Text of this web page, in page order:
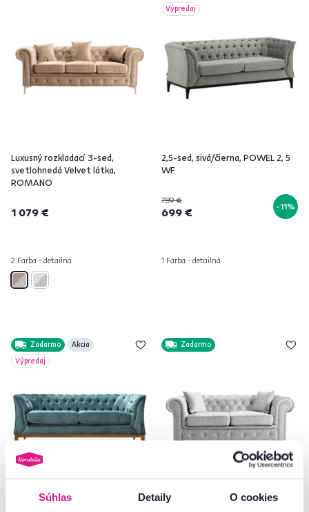
Súhlas Detaily O cookies
Luxusný rozkladací 3-sed,
svetlohnedá Velvet látka,
ROMANO
1 079 €
2 Farba - detailná
Výpredaj
2,5-sed, sivá/čierna, POWEL 2, 5
WF
789 €
699 € -11%
1 Farba - detailná
Zadarmo
Akcia
Výpredaj
Zadarmo